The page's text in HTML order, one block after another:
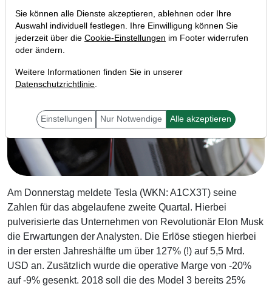
Am Donnerstag meldete Tesla (WKN: A1CX3T) seine
Zahlen für das abgelaufene zweite Quartal. Hierbei
pulverisierte das Unternehmen von Revolutionär Elon Musk
die Erwartungen der Analysten. Die Erlöse stiegen hierbei
in der ersten Jahreshälfte um über 127% (!) auf 5,5 Mrd.
USD an. Zusätzlich wurde die operative Marge von -20%
auf -9% gesenkt. 2018 soll die des Model 3 bereits 25%
Sie können alle Dienste akzeptieren, ablehnen oder Ihre
Auswahl individuell festlegen. Ihre Einwilligung können Sie
jederzeit über die Cookie-Einstellungen im Footer widerrufen
oder ändern.
Weitere Informationen finden Sie in unserer
Datenschutzrichtlinie.
Einstellungen Nur Notwendige Alle akzeptieren